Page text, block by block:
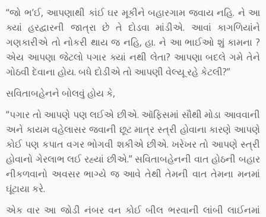
“જો ભ’ઈ, આપણાથી કાંઈ ઘર મૂકીને બહારગામ જવાય નહિ. ને આ
ક્યાં હરદ્વારની જાત્રા છે તે દોડવા માંડીએ. આવાં કાગળિયાંને
ગણકારીએ તો નોકરી થાય જ નહિ, હા. ને આ ભાઈઓ શું કામના ?
એય આપણા જેટલો પગાર ક્યાં નથી લેતા? આપણા બદલે ગમે તેને
ગોઠવી દેવાના હોય. બધે દોડીએ તો આપણી વેલ્યૂ રહે કેટલી?”
સવિતાબહેનને બોલવું હોય કે,
“પગાર તો આપણે પણ લઈએ છીએ. ઑફિસમાં સૌથી મોડા આવવાની
અને કાયમ વહેલાસર જવાની છૂટ માત્ર સ્ત્રી હોવાના કારણે આપણે
કોઈ પણ કપાત વગર ભોગવી શકીએ છીએ. ખરેખર તો આપણે સ્ત્રી
હોવાનો ગેરલાભ લઈ રહ્યાં છીએ.” સવિતાબહેનની વાત હોઠની બહાર
નીકળવાનો અવસર ભાગ્યે જ આવે તેથી તેમની વાત તેમના મનમાં
ઘૂંટાયા કરે.
એક વાર આ જોડી નંબર વન કોઈ બીલ ભરવાની લાંબી લાઈનમાં